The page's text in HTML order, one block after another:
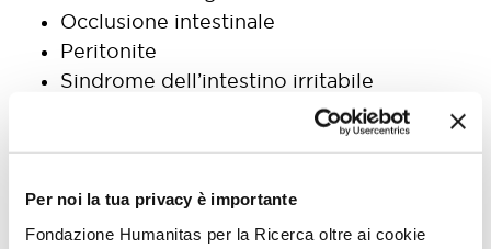
Per noi la tua privacy è importante
Fondazione Humanitas per la Ricerca oltre ai cookie
Occlusione intestinale
Peritonite
Sindrome dell’intestino irritabile
Ulcera duodenale
Ulcera gastrica